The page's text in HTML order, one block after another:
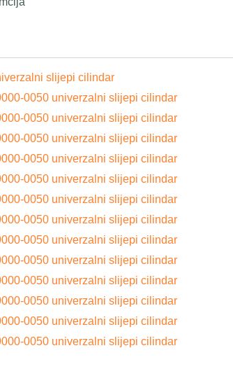
slijepi cilindar
0050 univerzalni slijepi cilindar
0050 univerzalni slijepi cilindar
0050 univerzalni slijepi cilindar
0050 univerzalni slijepi cilindar
0050 univerzalni slijepi cilindar
0050 univerzalni slijepi cilindar
0050 univerzalni slijepi cilindar
0050 univerzalni slijepi cilindar
0050 univerzalni slijepi cilindar
0050 univerzalni slijepi cilindar
0050 univerzalni slijepi cilindar
0050 univerzalni slijepi cilindar
0050 univerzalni slijepi cilindar